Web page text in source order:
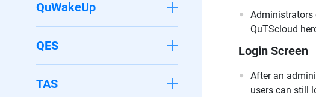
QuWakeUp
QES
TAS
Administrators
QuTScloud
Login Screen
After an
users can still